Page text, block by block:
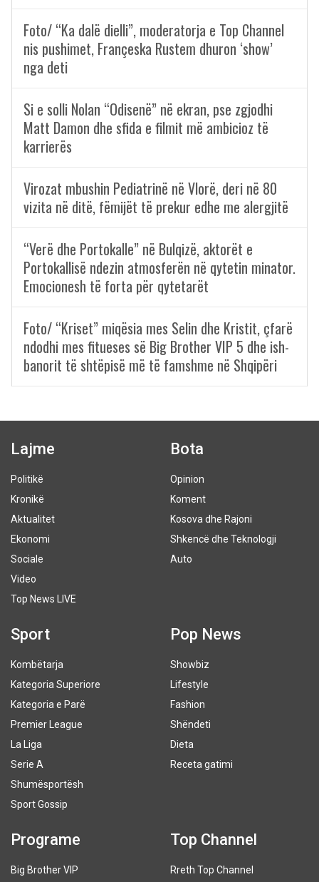
Foto/ “Ka dalë dielli”, moderatorja e Top Channel
nis pushimet, Françeska Rustem dhuron ‘show’
nga deti
Si e solli Nolan “Odisenë” në ekran, pse zgjodhi
Matt Damon dhe sfida e filmit më ambicioz të
karrierës
Virozat mbushin Pediatrinë në Vlorë, deri në 80
vizita në ditë, fëmijët të prekur edhe me alergjitë
“Verë dhe Portokalle” në Bulqizë, aktorët e
Portokallisë ndezin atmosferën në qytetin minator.
Emocionesh të forta për qytetarët
Foto/ “Kriset” miqësia mes Selin dhe Kristit, çfarë
ndodhi mes fitueses së Big Brother VIP 5 dhe ish-
banorit të shtëpisë më të famshme në Shqipëri
Lajme
Politikë
Kronikë
Aktualitet
Ekonomi
Sociale
Video
Top News LIVE
Bota
Opinion
Koment
Kosova dhe Rajoni
Shkencë dhe Teknologji
Auto
Sport
Kombëtarja
Kategoria Superiore
Kategoria e Parë
Premier League
La Liga
Serie A
Shumësportësh
Sport Gossip
Pop News
Showbiz
Lifestyle
Fashion
Shëndeti
Dieta
Receta gatimi
Programe
Big Brother VIP
Top Channel
Rreth Top Channel